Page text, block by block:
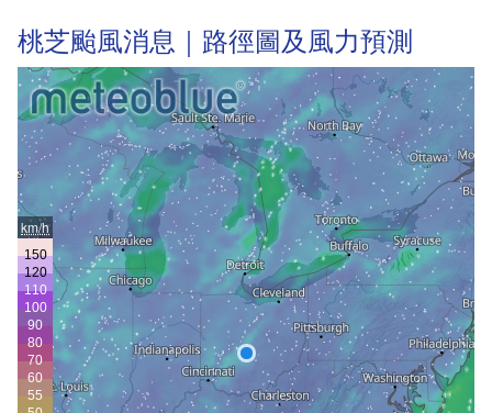
桃芝颱風消息｜路徑圖及風力預測